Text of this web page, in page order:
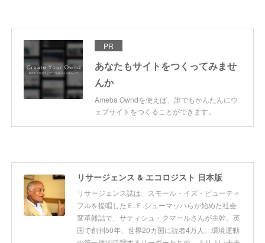
PR
あなたもサイトをつくってみませ
んか
Ameba Owndを使えば、誰でもかんたんにウ
ェブサイトをつくることができます。
リサージェンス & エコロジスト 日本版
リサージェンス誌は、スモール・イズ・ビューティ
フルを提唱したＥ.Ｆ.シューマッハらが始めた社会
変革雑誌で、サティシュ・クマールさんが主幹。英
国で創刊50年、世界20カ国に読者4万人。環境運動